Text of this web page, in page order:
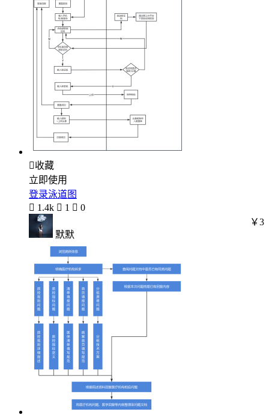
收藏
立即使用
登录泳道图
 1.4k  1  0
默默
￥3